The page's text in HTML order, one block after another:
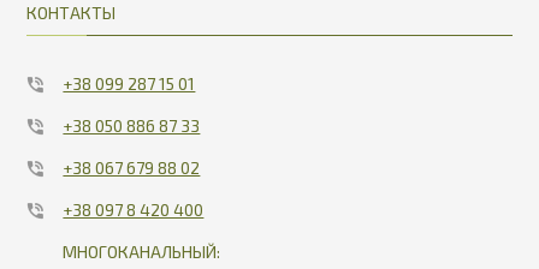
КОНТАКТЫ
+38 099 287 15 01
+38 050 886 87 33
+38 067 679 88 02
+38 097 8 420 400
МНОГОКАНАЛЬНЫЙ: